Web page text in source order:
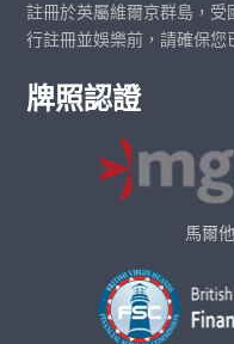
註冊於英屬維爾京群島，
行註冊並娛樂前，請確保您
牌照認證
馬爾